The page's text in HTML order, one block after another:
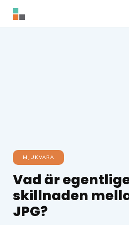
MJUKVARA
Vad är
skillnaden
JPG?